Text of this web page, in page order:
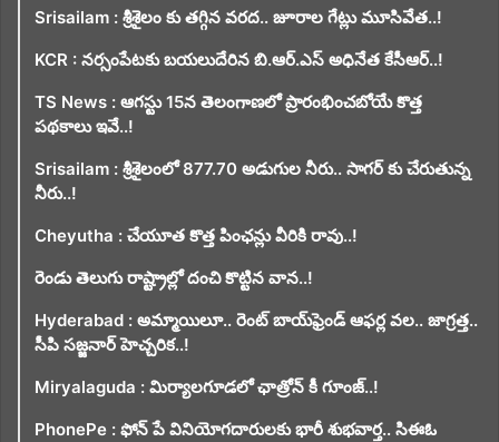
Srisailam : శ్రీశైలం కు తగ్గిన వరద.. జూరాల గేట్లు మూసివేత..!
KCR : నర్సంపేటకు బయలుదేరిన బి.ఆర్.ఎస్ అధినేత కేసీఆర్..!
TS News : ఆగస్టు 15న తెలంగాణలో ప్రారంభించబోయే కొత్త
పథకాలు ఇవే..!
Srisailam : శ్రీశైలంలో 877.70 అడుగుల నీరు.. సాగర్ కు చేరుతున్న
నీరు..!
Cheyutha : చేయూత కొత్త పింఛన్లు వీరికి రావు..!
రెండు తెలుగు రాష్ట్రాల్లో దంచి కొట్టిన వాన..!
Hyderabad : అమ్మాయిలూ.. రెంట్ బాయ్‌ఫ్రెండ్ ఆఫర్ల వల.. జాగ్రత్త..
సీపి సజ్జనార్ హెచ్చరిక..!
Miryalaguda : మిర్యాలగూడలో ఛాత్రోన్ కీ గూంజ్..!
PhonePe : ఫోన్ పే వినియోగదారులకు భారీ శుభవార్త.. సిఈఓ